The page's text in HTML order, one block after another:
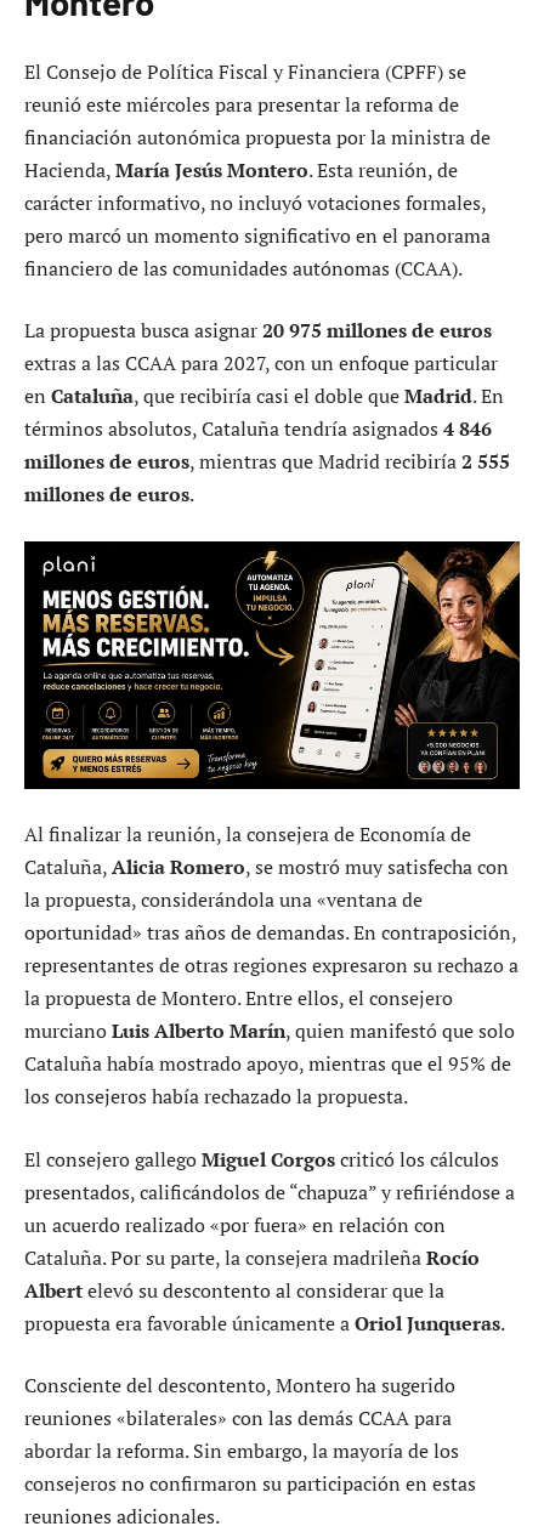
El Consejo de Política Fiscal y Financiera (CPFF) se
reunió este miércoles para presentar la reforma de
financiación autonómica propuesta por la ministra de
Hacienda,María Jesús Montero. Esta reunión, de
carácter informativo, no incluyó votaciones formales,
pero marcó un momento significativo en el panorama
financiero de las comunidades autónomas (CCAA).
La propuesta busca asignar20 975 millones de euros
extras a las CCAA para 2027, con un enfoque particular
en Cataluña, que recibiría casi el doble queMadrid. En
términos absolutos, Cataluña tendría asignados 4 846
millones de euros, mientras que Madrid recibiría2 555
millones de euros.
Al finalizar la reunión, la consejera de Economía de
Cataluña,Alicia Romero, se mostró muy satisfecha con
la propuesta, considerándola una «ventana de
oportunidad» tras años de demandas. En contraposición,
representantes de otras regiones expresaron su rechazo a
la propuesta de Montero. Entre ellos, el consejero
murcianoLuis Alberto Marín, quien manifestó que solo
Cataluña había mostrado apoyo, mientras que el 95% de
los consejeros había rechazado la propuesta.
El consejero gallegoMiguel Corgoscriticó los cálculos
presentados, calificándolos de “chapuza” y refiriéndose a
un acuerdo realizado «por fuera» en relación con
Cataluña. Por su parte, la consejera madrileñaRocío
Albertelevó su descontento al considerar que la
propuesta era favorable únicamente aOriol Junqueras.
Consciente del descontento, Montero ha sugerido
reuniones «bilaterales» con las demás CCAA para
abordar la reforma. Sin embargo, la mayoría de los
consejeros no confirmaron su participación en estas
reuniones adicionales.